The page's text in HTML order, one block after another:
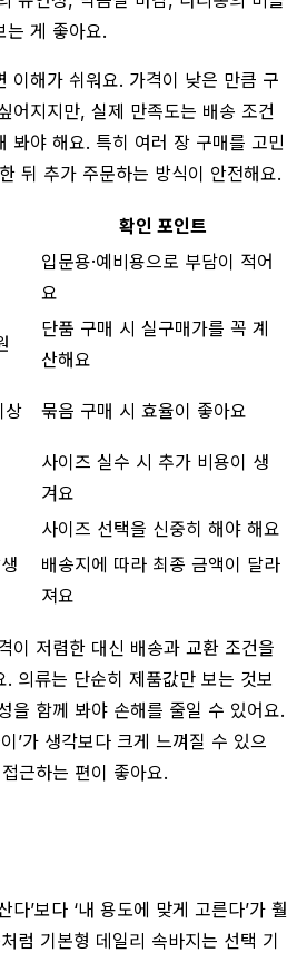
는 게 좋아요.
이해가 쉬워요. 가격이 낮은 만큼 구
어지지만, 실제 만족도는 배송 조건
봐야 해요. 특히 여러 장 구매를 고민
뒤 추가 주문하는 방식이 안전해요.
확인 포인트
입문용·예비용으로 부담이 적어
요
단품 구매 시 실구매가를 꼭 계
산해요
상 묶음 구매 시 효율이 좋아요
사이즈 실수 시 추가 비용이 생
겨요
사이즈 선택을 신중히 해야 해요
배송지에 따라 최종 금액이 달라
져요
이 저렴한 대신 배송과 교환 조건을
의류는 단순히 제품값만 보는 것보
을 함께 봐야 손해를 줄일 수 있어요.
’가 생각보다 크게 느껴질 수 있으
근하는 편이 좋아요.
다’보다 ‘내 용도에 맞게 고른다’가 훨
럼 기본형 데일리 속바지는 선택 기